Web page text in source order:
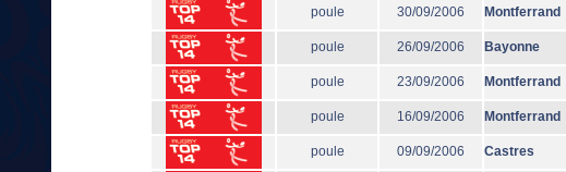
poule 30/09/2006 Montferrand
poule 26/09/2006 Bayonne
poule 23/09/2006 Montferrand
poule 16/09/2006 Montferrand
poule 09/09/2006 Castres